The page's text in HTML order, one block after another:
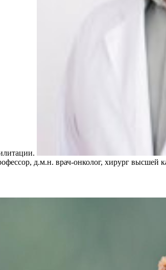
д.м.н. врач-онколог, хирург высшей